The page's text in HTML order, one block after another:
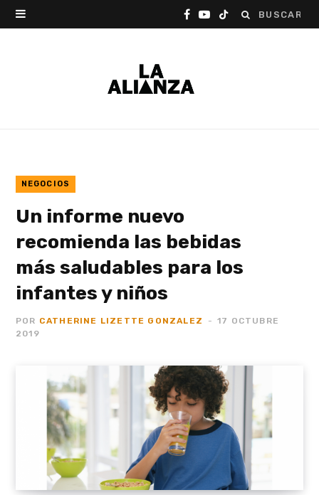
Buscar:
F Y T
NEGOCIOS
Un informe nuevo
recomienda las bebidas
más saludables para los
infantes y niños
POR CATHERINE LIZETTE GONZALEZ
17 OCTUBRE
2019